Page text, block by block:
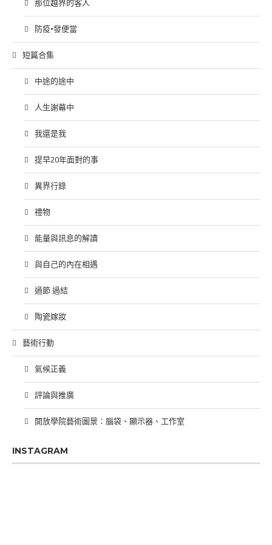
那位越界的客人
防疫•發便當
短篇合集
中途的途中
人生謝幕中
我還是我
提早20年面對的事
異界行錄
禮物
能量與訊息的解讀
與自己的內在相遇
過節 過結
陶瓷嫁妝
藝術行動
氣候正義
評論與推廣
開放學院藝術圖景：腦袋、顯示器、工作室
INSTAGRAM